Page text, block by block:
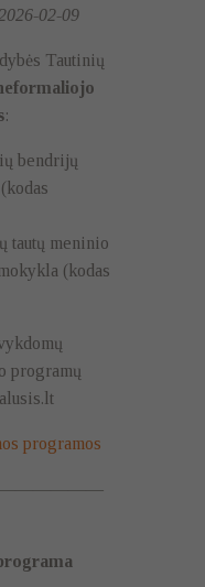
02-09
Tautinių
:
bendrijų
tautų meninio
(kodas
programų
programos